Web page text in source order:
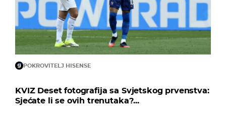
POKROVITELJ HISENSE
KVIZ Deset fotografija sa Svjetskog prvenstva:
Sjećate li se ovih trenutaka?...